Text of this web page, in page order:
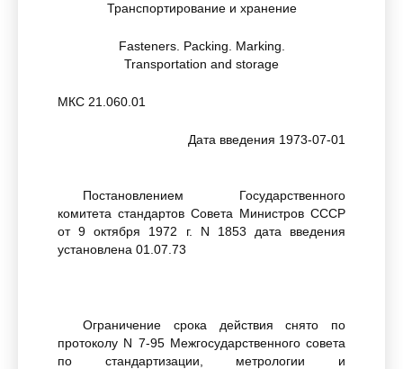
Транспортирование и хранение
Fasteners. Packing. Marking.
Transportation and storage
МКС 21.060.01
Дата введения 1973-07-01
Постановлением Государственного
комитета стандартов Совета Министров СССР
от 9 октября 1972 г. N 1853 дата введения
установлена 01.07.73
Ограничение срока действия снято по
протоколу N 7-95 Межгосударственного совета
по стандартизации, метрологии и